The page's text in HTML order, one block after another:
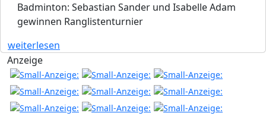
Badminton: Sebastian Sander und Isabelle Adam
gewinnen Ranglistenturnier
weiterlesen
Anzeige